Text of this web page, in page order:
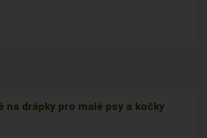
na drápky pro malé psy a kočky